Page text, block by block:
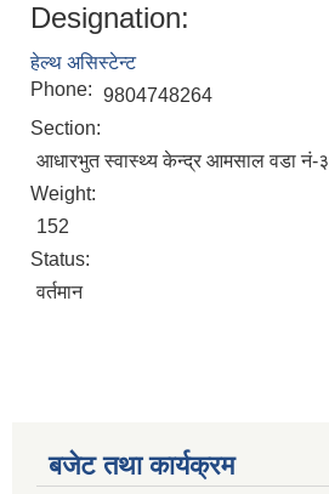
Designation:
हेल्थ असिस्टेन्ट
Phone: 9804748264
Section:
आधारभुत स्वास्थ्य केन्द्र आमसाल वडा नं-३
Weight:
152
Status:
वर्तमान
बजेट तथा कार्यक्रम